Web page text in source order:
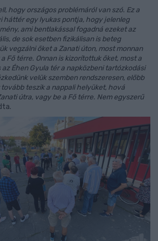
hogy országos problémáról van szó. Ez a
háttér egy lyukas pontja, hogy jelenleg
ami bentlakással fogadná ezeket az
de sok esetben fizikálisan is beteg
vegzálni őket a Zanati úton, most monnan
Fő térre. Onnan is kizorítottuk őket, most a
Éhen Gyula tér a napközbeni tartózkodási
velük szemben rendszeresen, előbb
teszik a nappali helyüket, hová
útra, vagy be a Fő térre. Nem egyszerű